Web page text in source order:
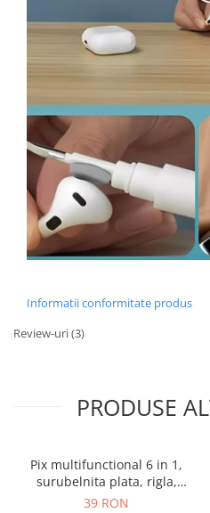
Informatii conformitate produs
Review-uri(3)
PRODUSE
Pix multifunctional 6 in 1,
surubelnita plata, rigla,
capat touchscreen, nivela
39 RON